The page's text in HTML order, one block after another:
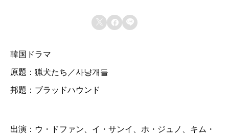
ブ
ン
  
韓国ドラマ
原題：猟犬たち／사냥개들
邦題：ブラッドハウンド
出演：ウ・ドファン、イ・サンイ、ホ・ジュノ、キム・